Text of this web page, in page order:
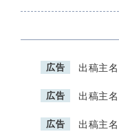
広告 出稿主名
広告 出稿主名
広告 出稿主名